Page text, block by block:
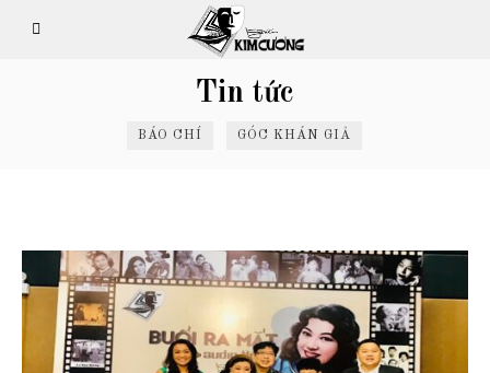
Tin tức
BÁO CHÍ GÓC KHÁN GIẢ